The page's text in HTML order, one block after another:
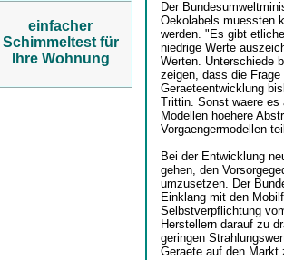
einfacher
Schimmeltest für
Ihre Wohnung
Der
Oekolabels muessten
werden. "Es gibt
niedrige Werte
Werten. Unterschiede
zeigen, dass die
Geraeteentwicklung
Trittin. Sonst waere es
Modellen hoehere
Vorgaengermodellen
Bei der Entwicklung
gehen, den
umzusetzen. Der
Einklang mit den
Selbstverpflichtung
Herstellern darauf zu
geringen
Geraete auf den Markt